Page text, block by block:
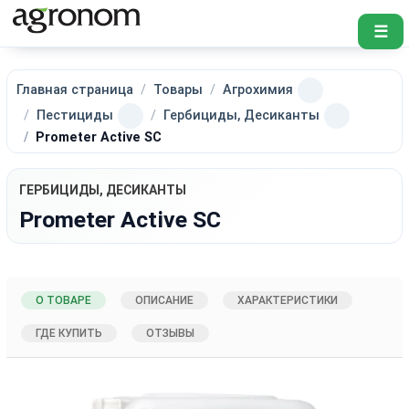
☰
Главная страница Товары
Агрохимия
Пестициды
Гербициды, Десиканты
Prometer Active SC
ГЕРБИЦИДЫ, ДЕСИКАНТЫ
Prometer Active SC
О ТОВАРЕ ОПИСАНИЕ ХАРАКТЕРИСТИКИ
ГДЕ КУПИТЬ ОТЗЫВЫ